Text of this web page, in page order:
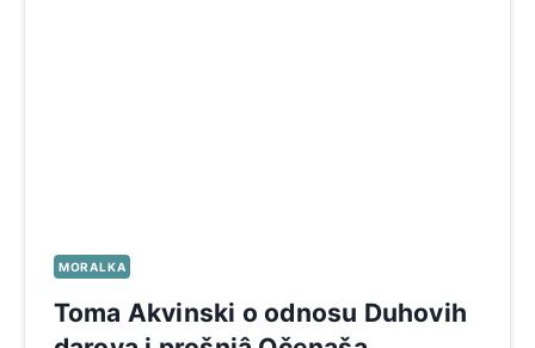
MORALKA
Toma Akvinski o odnosu Duhovih